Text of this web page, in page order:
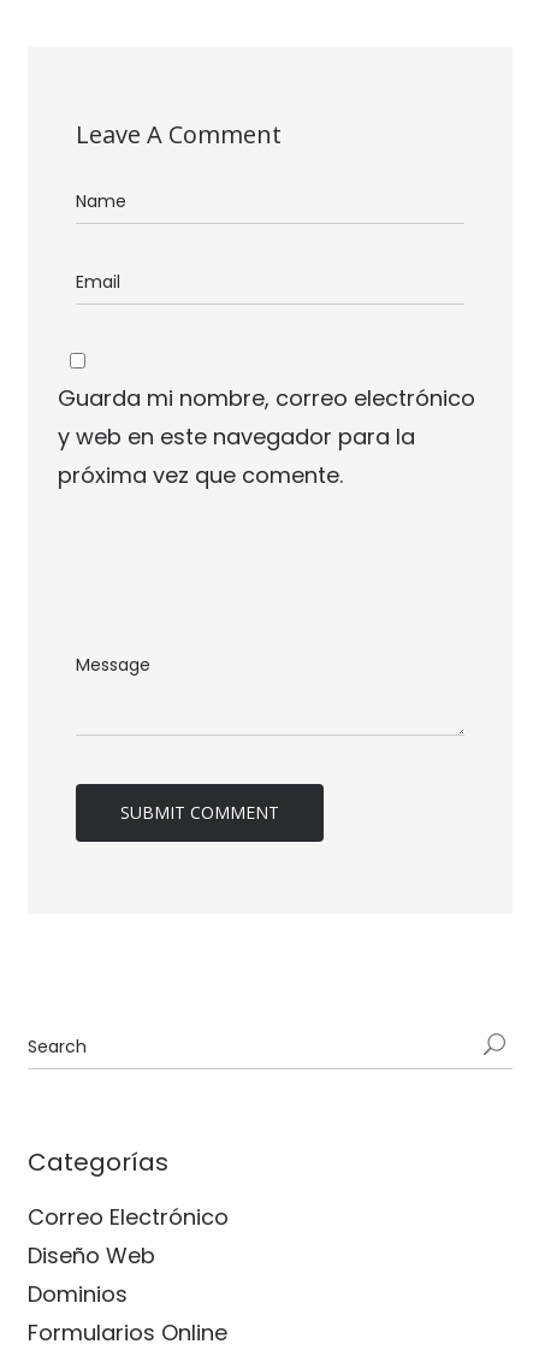
Leave A Comment
Guarda mi nombre, correo electrónico
y web en este navegador para la
próxima vez que comente.
Categorías
Correo Electrónico
Diseño Web
Dominios
Formularios Online